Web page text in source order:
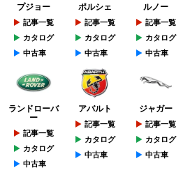
プジョー
記事一覧
カタログ
中古車
ポルシェ
記事一覧
カタログ
中古車
ルノー
記事一覧
カタログ
中古車
ランドローバ
ー
記事一覧
カタログ
中古車
アバルト
記事一覧
カタログ
中古車
ジャガー
記事一覧
カタログ
中古車